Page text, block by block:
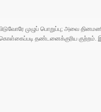
முழுப் பொறுப்பு; அவை
தண்டனைக்குரிய குற்றம்.